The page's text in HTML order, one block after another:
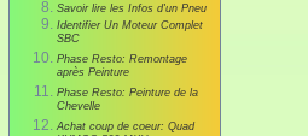
Savoir lire les Infos d'un Pneu
Identifier Un Moteur Complet
SBC
Phase Resto: Remontage
après Peinture
Phase Resto: Peinture de la
Chevelle
Achat coup de coeur: Quad